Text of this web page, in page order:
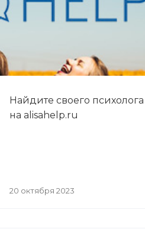
Найдите своего психолога
на alisahelp.ru
20 октября 2023